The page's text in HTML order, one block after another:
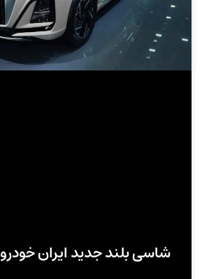
شاسی‌ بلند جدید ایران خودرو